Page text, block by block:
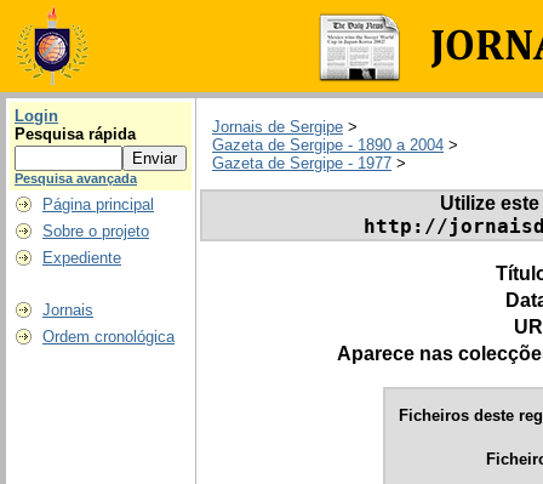
Login
Pesquisa rápida
Pesquisa avançada
Página principal
Sobre o projeto
Expediente
Jornais
Ordem cronológica
Jornais de Sergipe >
Gazeta de Sergipe - 1890 a 2004 >
Gazeta de Sergipe - 1977 >
Utilize
http://
Aparece nas
Ficheiros deste